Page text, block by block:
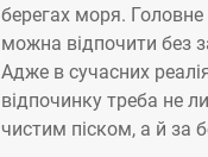
берегах моря.
можна відпочити без
Адже в сучасних
відпочинку треба не
чистим піском, а й за